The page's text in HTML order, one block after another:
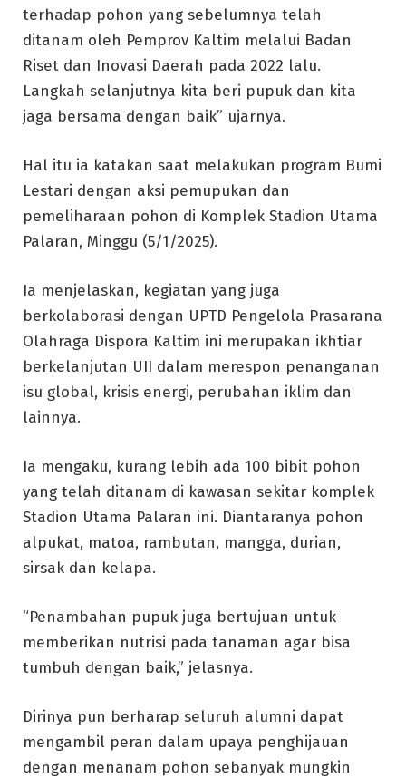
terhadap pohon yang sebelumnya telah
ditanam oleh Pemprov Kaltim melalui Badan
Riset dan Inovasi Daerah pada 2022 lalu.
Langkah selanjutnya kita beri pupuk dan kita
jaga bersama dengan baik” ujarnya.
Hal itu ia katakan saat melakukan program Bumi
Lestari dengan aksi pemupukan dan
pemeliharaan pohon di Komplek Stadion Utama
Palaran, Minggu (5/1/2025).
Ia menjelaskan, kegiatan yang juga
berkolaborasi dengan UPTD Pengelola Prasarana
Olahraga Dispora Kaltim ini merupakan ikhtiar
berkelanjutan UII dalam merespon penanganan
isu global, krisis energi, perubahan iklim dan
lainnya.
Ia mengaku, kurang lebih ada 100 bibit pohon
yang telah ditanam di kawasan sekitar komplek
Stadion Utama Palaran ini. Diantaranya pohon
alpukat, matoa, rambutan, mangga, durian,
sirsak dan kelapa.
“Penambahan pupuk juga bertujuan untuk
memberikan nutrisi pada tanaman agar bisa
tumbuh dengan baik,” jelasnya.
Dirinya pun berharap seluruh alumni dapat
mengambil peran dalam upaya penghijauan
dengan menanam pohon sebanyak mungkin